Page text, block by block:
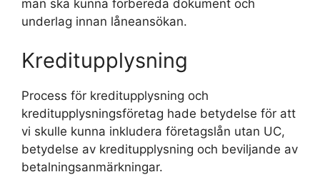
man ska kunna förbereda dokument och
underlag innan låneansökan.
Kreditupplysning
Process för kreditupplysning och
kreditupplysningsföretag hade betydelse för att
vi skulle kunna inkludera företagslån utan UC,
betydelse av kreditupplysning och beviljande av
betalningsanmärkningar.